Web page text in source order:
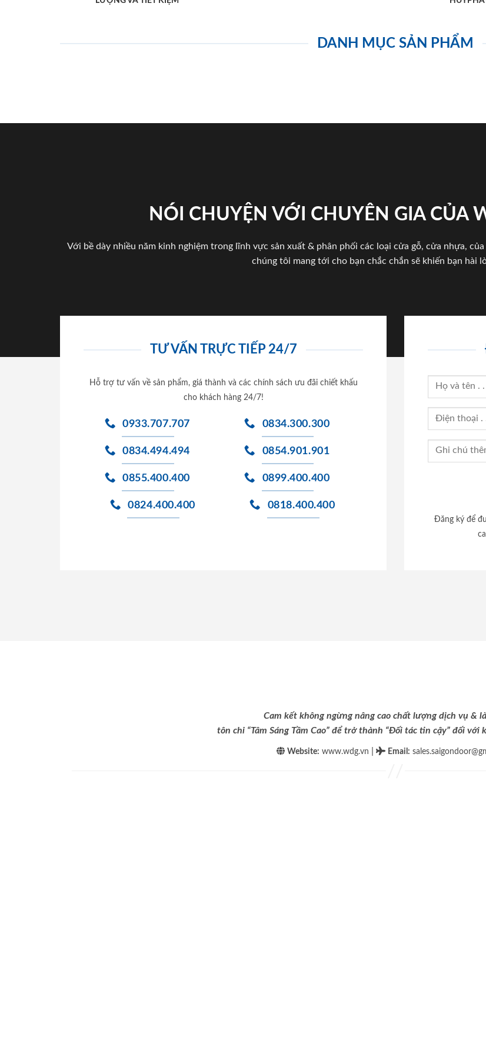
DANH MỤC SẢN PHẨM
NÓI CHUYỆN VỚI CHUYÊN GIA CỦA
Với bề dày nhiều năm kinh nghiệm trong lĩnh vực sản xuất & phân phối các loại cửa gỗ, cửa nhựa,
chúng tôi mang tới cho bạn chắc chắn sẽ khiến bạn hài
TƯ VẤN TRỰC TIẾP 24/7
Hỗ trợ tư vấn về sản phẩm, giá thành và các chính sách ưu đãi chiết khấu
cho khách hàng 24/7!
0933.707.707
0834.494.494
0855.400.400
0824.400.400
0834.300.300
0854.901.901
0899.400.400
0818.400.400
Đăng ký để
Cam kết không ngừng nâng cao chất lượng dịch vụ &
tôn chỉ “Tâm Sáng Tầm Cao” để trở thành “Đối tác tin cậy” đối với
Website: www.wdg.vn Email :